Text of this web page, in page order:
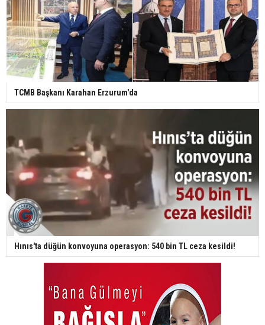
TCMB Başkanı Karahan Erzurum'da
Hınıs'ta düğün konvoyuna operasyon: 540 bin TL ceza kesildi!